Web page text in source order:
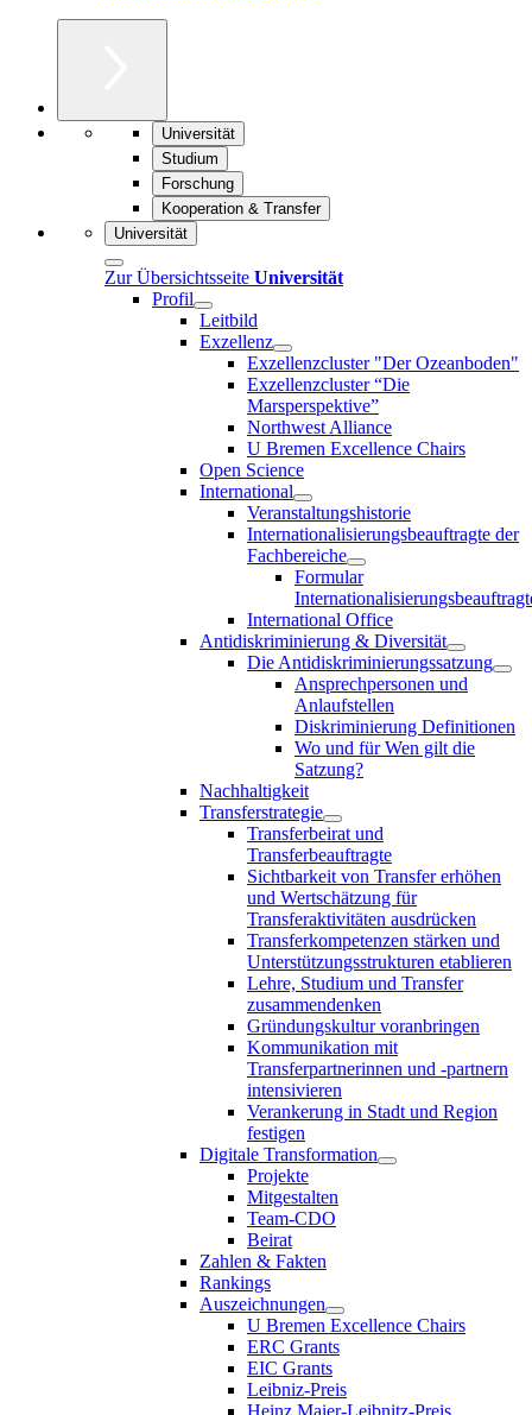
Universität
Studium
Forschung
Kooperation & Transfer
Universität
Zur Übersichtsseite Universität
Profil
Leitbild
Exzellenz
Exzellenzcluster "Der Ozeanboden"
Exzellenzcluster “Die
Marsperspektive”
Northwest Alliance
U Bremen Excellence Chairs
Open Science
International
Veranstaltungshistorie
Internationalisierungsbeauftragte der
Fachbereiche
Formular
International Office
Antidiskriminierung & Diversität
Die Antidiskriminierungssatzung
Ansprechpersonen und
Anlaufstellen
Diskriminierung Definitionen
Wo und für Wen gilt die
Satzung?
Nachhaltigkeit
Transferstrategie
Transferbeirat und
Transferbeauftragte
Sichtbarkeit von Transfer erhöhen
und Wertschätzung für
Transferaktivitäten ausdrücken
Transferkompetenzen stärken und
Unterstützungsstrukturen etablieren
Lehre, Studium und Transfer
zusammendenken
Gründungskultur voranbringen
Kommunikation mit
Transferpartnerinnen und -partnern
intensivieren
Verankerung in Stadt und Region
festigen
Digitale Transformation
Projekte
Mitgestalten
Team-CDO
Beirat
Zahlen & Fakten
Rankings
Auszeichnungen
U Bremen Excellence Chairs
ERC Grants
EIC Grants
Leibniz-Preis
Heinz Maier-Leibnitz-Preis